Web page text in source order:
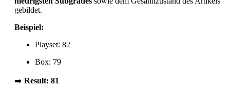
gebildet.
Beispiel:
Playset: 82
Box: 79
➡️ Result: 81